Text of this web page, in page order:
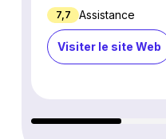
7,7 Assistance
Visiter le site Web